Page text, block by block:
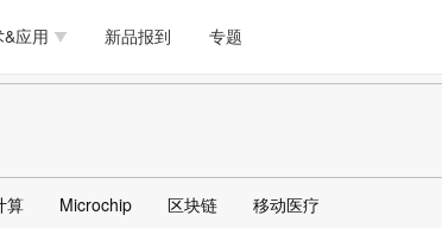
安防监控
应用
可穿戴
新品报到 专题
医疗电子
模拟技术/信号链
无线连接 LED
AI/人工智能 传感器技术
算 Microchip 区块链 移动医疗